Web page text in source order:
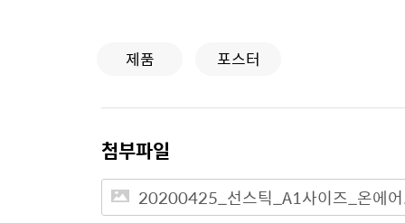
제품 포스터
첨부파일
20200425_선스틱_A1사이즈_온에